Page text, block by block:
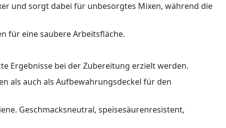
und sorgt dabei für unbesorgtes Mixen, während die
für eine saubere Arbeitsfläche.
Ergebnisse bei der Zubereitung erzielt werden.
als auch als Aufbewahrungsdeckel für den
Geschmacksneutral, speisesäurenresistent,